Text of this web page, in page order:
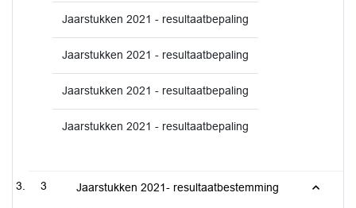
Jaarstukken 2021 - resultaatbepaling
Jaarstukken 2021 - resultaatbepaling
Jaarstukken 2021 - resultaatbepaling
Jaarstukken 2021 - resultaatbepaling
3 Jaarstukken 2021- resultaatbestemming